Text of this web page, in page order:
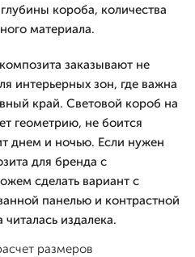
короба, количества
материала.
заказывают не
интерьерных зон, где важна
край. Световой короб на
геометрию, не боится
днем и ночью. Если нужен
для бренда с
сделать вариант с
панелью и контрастной
издалека.
размеров